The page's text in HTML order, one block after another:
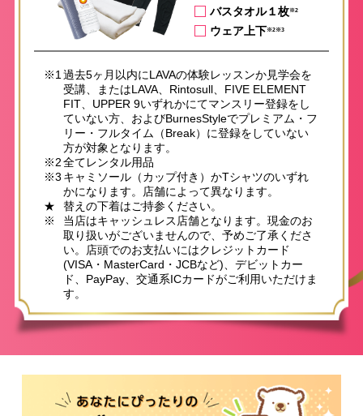
バスタオル１枚※2
ウェア上下※2※3
※1 過去5ヶ月以内にLAVAの体験レッスンか見学会を
受講、またはLAVA、Rintosull、FIVE ELEMENT
FIT、UPPER 9いずれかにてマンスリー登録をし
ていない方、およびBurnesStyleでプレミアム・フ
リー・フルタイム（Break）に登録をしていない
方が対象となります。
※2全てレンタル用品
※3 キャミソール（カップ付き）かTシャツのいずれ
かになります。店舗によって異なります。
★
替えの下着はご持参ください。
※
当店はキャッシュレス店舗となります。現金のお
取り扱いがございませんので、予めご了承くださ
い。店頭でのお支払いにはクレジットカード
(VISA・MasterCard・JCBなど)、デビットカー
ド、PayPay、交通系ICカードがご利用いただけま
す。